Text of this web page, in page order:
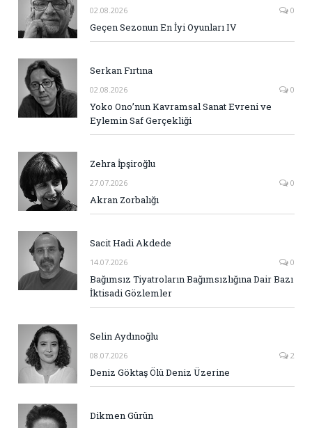
02.08.2026 0
Geçen Sezonun En İyi Oyunları IV
Serkan Fırtına
02.08.2026 0
Yoko Ono’nun Kavramsal Sanat Evreni ve
Eylemin Saf Gerçekliği
Zehra İpşiroğlu
27.07.2026 0
Akran Zorbalığı
Sacit Hadi Akdede
14.07.2026 0
Bağımsız Tiyatroların Bağımsızlığına Dair Bazı
İktisadi Gözlemler
Selin Aydınoğlu
08.07.2026 2
Deniz Göktaş Ölü Deniz Üzerine
Dikmen Gürün